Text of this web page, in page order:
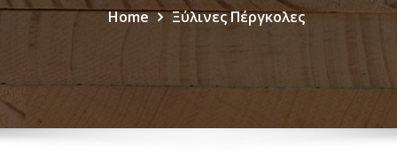
Home Ξύλινες Πέργκολες